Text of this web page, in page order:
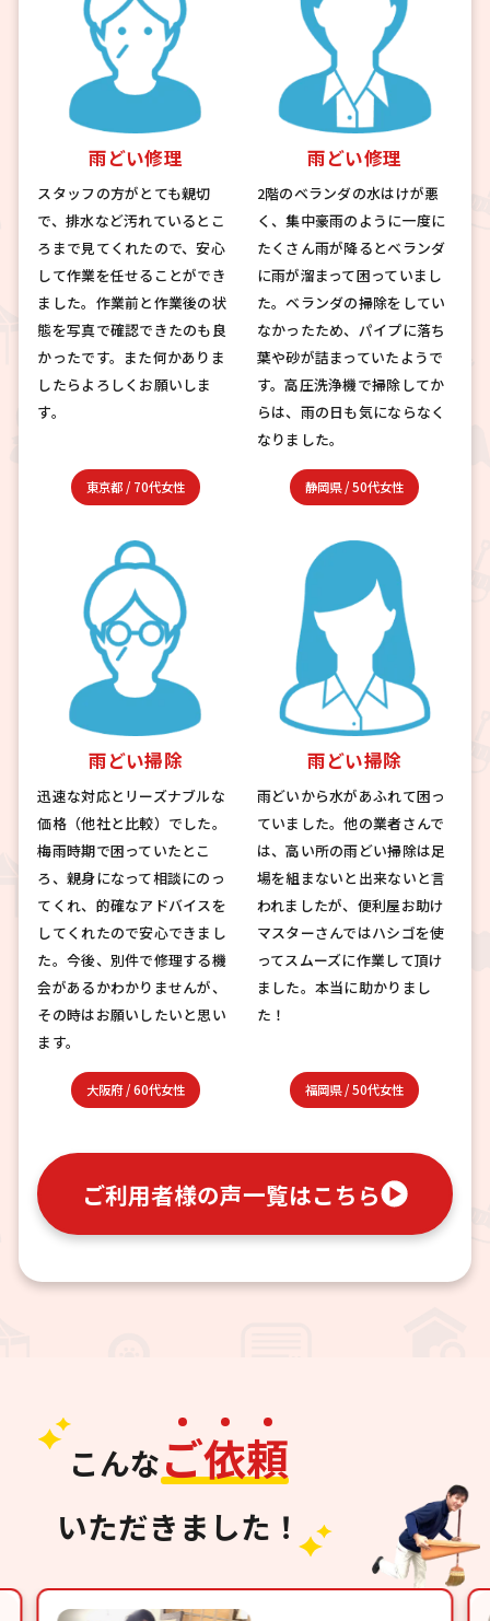
雨どい修理
スタッフの方がとても親切
で、排水など汚れているとこ
ろまで見てくれたので、安心
して作業を任せることができ
ました。作業前と作業後の状
態を写真で確認できたのも良
かったです。また何かありま
したらよろしくお願いしま
す。
東京都/ 70代女性
雨どい修理
2階のベランダの水はけが悪
く、集中豪雨のように一度に
たくさん雨が降るとベランダ
に雨が溜まって困っていまし
た。ベランダの掃除をしてい
なかったため、パイプに落ち
葉や砂が詰まっていたようで
す。高圧洗浄機で掃除してか
らは、雨の日も気にならなく
なりました。
静岡県/50代女性
雨どい掃除
迅速な対応とリーズナブルな
価格（他社と比較）でした。
梅雨時期で困っていたとこ
ろ、親身になって相談にのっ
てくれ、的確なアドバイスを
してくれたので安心できまし
た。今後、別件で修理する機
会があるかわかりませんが、
その時はお願いしたいと思い
ます。
大阪府/60代女性
雨どい掃除
雨どいから水があふれて困っ
ていました。他の業者さんで
は、高い所の雨どい掃除は足
場を組まないと出来ないと言
われましたが、便利屋お助け
マスターさんではハシゴを使
ってスムーズに作業して頂け
ました。本当に助かりまし
た！
福岡県/50代女性
ご利用者様の声一覧はこちら
こんなご依頼
いただきました！